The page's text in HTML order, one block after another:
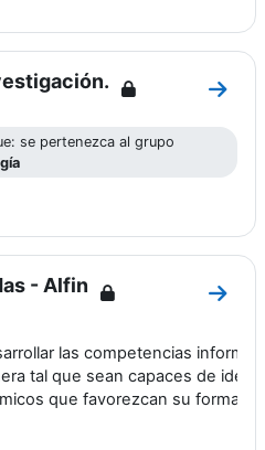
Ir a
se pertenezca al grupo
- Alfin
Ir a
las competencias
tal que sean capaces de
que favorezcan su